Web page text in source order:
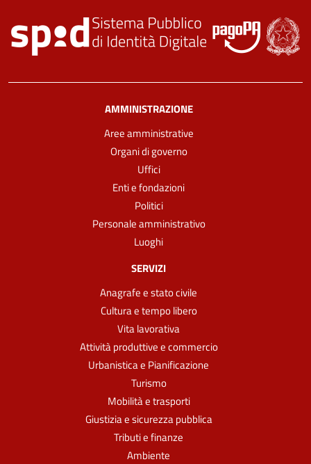
AMMINISTRAZIONE
Aree amministrative
Organi di governo
Uffici
Enti e fondazioni
Politici
Personale amministrativo
Luoghi
SERVIZI
Anagrafe e stato civile
Cultura e tempo libero
Vita lavorativa
Attività produttive e commercio
Urbanistica e Pianificazione
Turismo
Mobilità e trasporti
Giustizia e sicurezza pubblica
Tributi e finanze
Ambiente